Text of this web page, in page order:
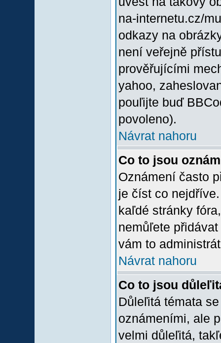
na-internetu.cz/
odkazy na
není veřejně
prověřujícími
yahoo,
pouľijte buď
povoleno).
Návrat nahoru
Co to jsou
Oznámení často
je číst co
kaľdé stránky
nemůľete
vám to
Návrat nahoru
Co to jsou
Důleľitá témata
oznámeními, ale
velmi důleľitá,